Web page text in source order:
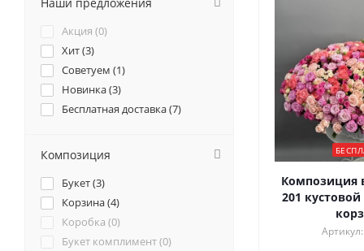
Композиция
201
Акция (0)
Хит (3)
Советуем (1)
Новинка (3)
Бесплатная доставка (7)
Композиция
Букет (3)
Корзина (4)
Коробка (0)
Букет комплимент (0)